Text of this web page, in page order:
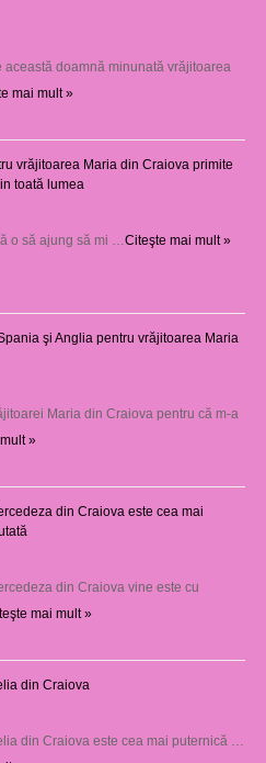
această doamnă minunată vrăjitoarea
mai mult »
vrăjitoarea Maria din Craiova primite
toată lumea
o să ajung să mi … Citeşte mai mult »
şi Anglia pentru vrăjitoarea Maria
Maria din Craiova pentru că m-a
»
din Craiova este cea mai
din Craiova vine este cu
mai mult »
din Craiova
din Craiova este cea mai puternică …